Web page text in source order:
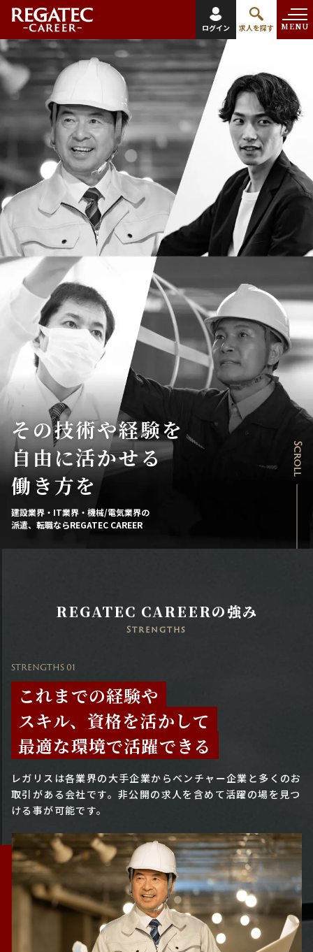
ログイン 求人を探す MENU
Scroll
その技術や経験を
自由に活かせる
働き方を
建設業界・IT業界・機械/電気業界の
派遣、転職ならREGATEC CAREER
REGATEC CAREERの強み
Strengths
STRENGTHS 01
これまでの経験や
スキル、資格を活かして
最適な環境で活躍できる
レガリスは各業界の大手企業からベンチャー企業と多くのお
取引がある会社です。 非公開の求人を含めて活躍の場を見つ
ける事が可能です。